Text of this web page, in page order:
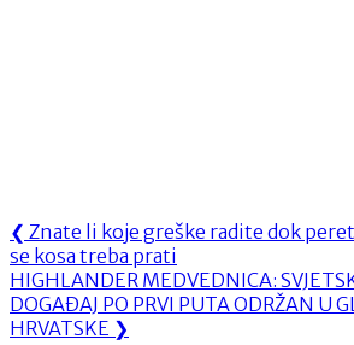
Navigacija
objava
❮ Previous
Post:
Znate li koje greške radite dok
se kosa treba prati
Next
Post:
HIGHLANDER MEDVEDNICA:
DOGAĐAJ PO PRVI PUTA ODRŽAN U
HRVATSKE ❯